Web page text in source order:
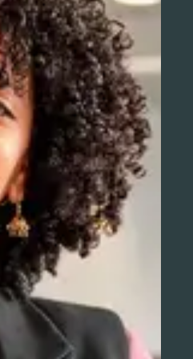
Solutions
op Schiphol
Communication Technology
center